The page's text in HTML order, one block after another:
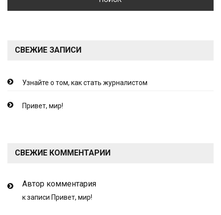
СВЕЖИЕ ЗАПИСИ
Узнайте о том, как стать журналистом
Привет, мир!
СВЕЖИЕ КОММЕНТАРИИ
Автор комментария
к записи Привет, мир!